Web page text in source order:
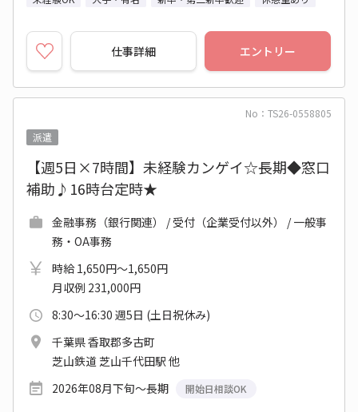
仕事詳細 エントリー
No：TS26-0558805
派遣
【週5日×7時間】未経験カンゲイ☆長期◆窓口
補助♪16時台定時★
金融事務（銀行関連） / 受付（企業受付以外） / 一般事
務・OA事務
時給 1,650円～1,650円
月収例 231,000円
8:30～16:30 週5日 (土日祝休み)
千葉県 香取郡多古町
芝山鉄道 芝山千代田駅 他
2026年08月下旬～長期
開始日相談OK